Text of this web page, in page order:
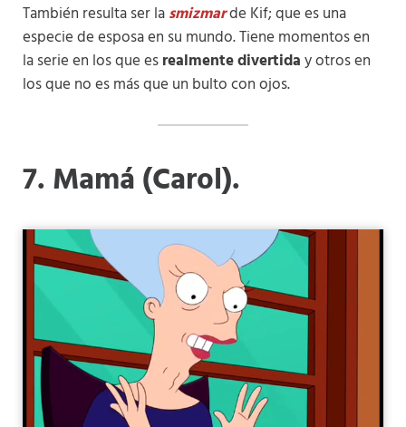
También resulta ser lasmizmarde Kif; que es una
especie de esposa en su mundo. Tiene momentos en
la serie en los que esrealmente divertiday otros en
los que no es más que un bulto con ojos.
7. Mamá (Carol).